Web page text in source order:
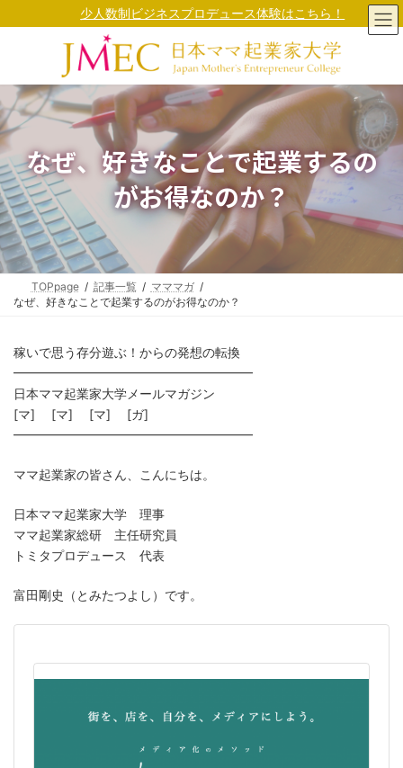
ン
ス
キ
ッ
プ
ビ
ン
に
移
動
少人数制ビジネスプロデュース体験はこちら！
なぜ、好きなことで起業するの
がお得なのか？
TOPpage 記事一覧
マママガ
なぜ、好きなことで起業するのがお得なのか？
稼いで思う存分遊ぶ！からの発想の転換
━━━━━━━━━━━━━━━━━━━
日本ママ起業家大学メールマガジン
[マ] [マ] [マ] [ガ]
━━━━━━━━━━━━━━━━━━━
ママ起業家の皆さん、こんにちは。
日本ママ起業家大学 理事
ママ起業家総研 主任研究員
トミタプロデュース 代表
富田剛史（とみたつよし）です。